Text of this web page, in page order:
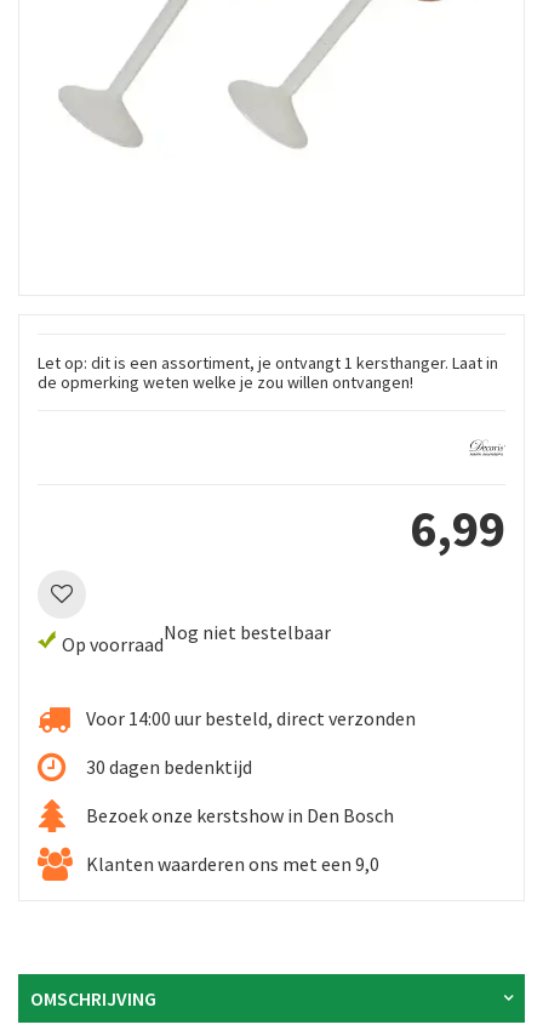
Let op: dit is een assortiment, je ontvangt 1 kersthanger. Laat in
de opmerking weten welke je zou willen ontvangen!
6,99
Op voorraadNog niet bestelbaar
Voor 14:00 uur besteld, direct verzonden
30 dagen bedenktijd
Bezoek onze kerstshow in Den Bosch
Klanten waarderen ons met een 9,0
OMSCHRIJVING